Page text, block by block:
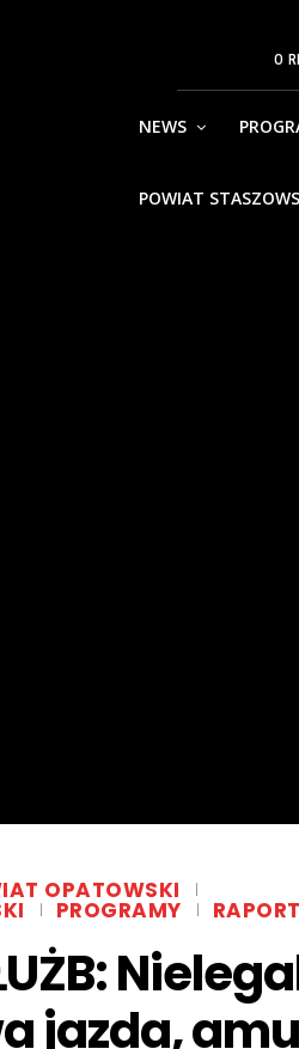
O
NEWS
POWIAT
OPATOWSKI
PROGRAMY
jazda,